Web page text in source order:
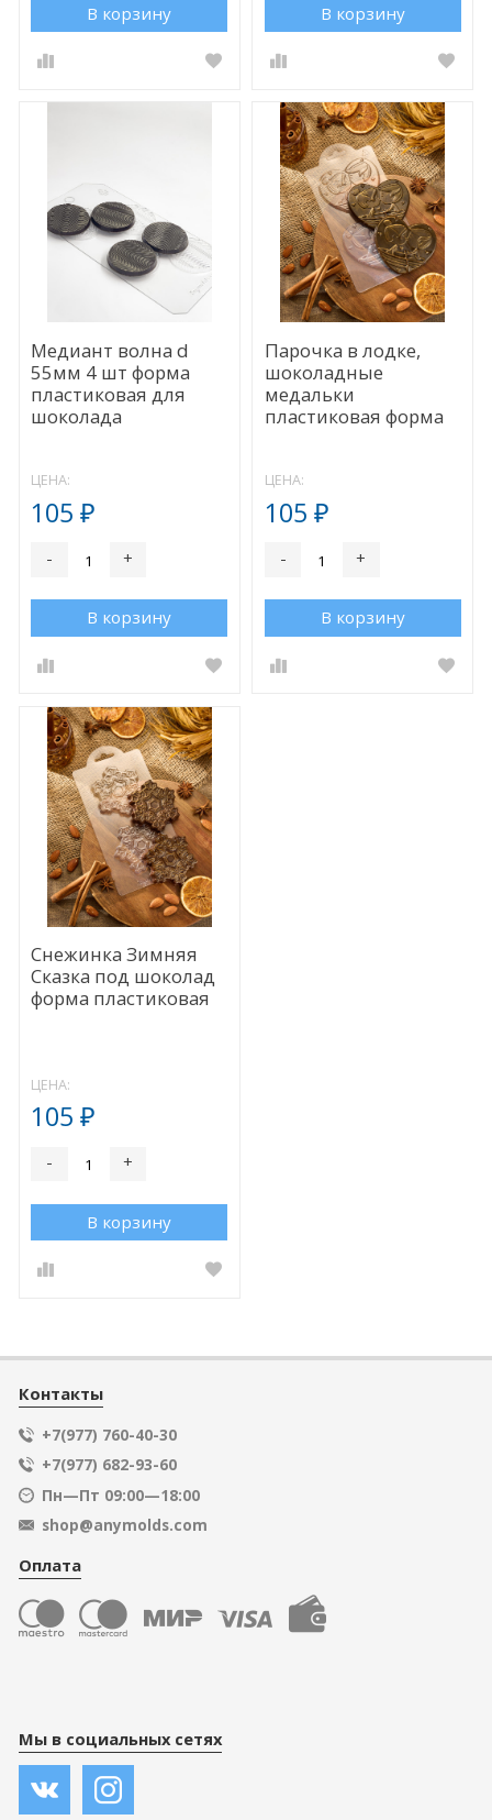
В корзину В корзину
Медиант волна d
55мм 4 шт форма
пластиковая для
шоколада
ЦЕНА:
105₽
- +
В корзину
Парочка в лодке,
шоколадные
медальки
пластиковая форма
ЦЕНА:
105 ₽
- +
В корзину
Снежинка Зимняя
Сказка под шоколад
форма пластиковая
ЦЕНА:
105₽
- +
В корзину
Контакты
+7(977) 760-40-30
+7(977) 682-93-60
Пн—Пт 09:00—18:00
shop@anymolds.com
Оплата
Мы в социальных сетях